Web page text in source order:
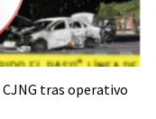
tras operativo